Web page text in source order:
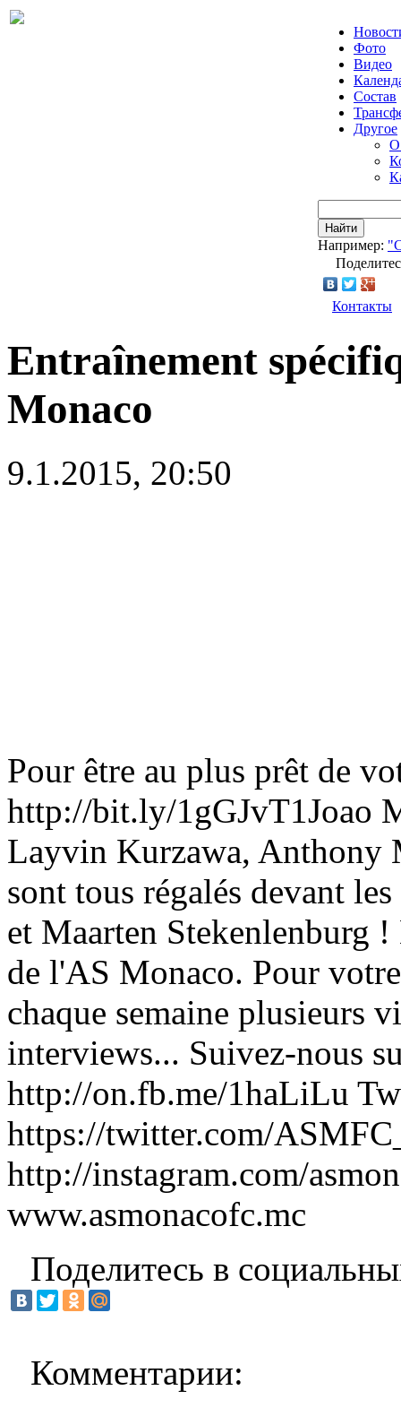
Фото
Видео
Состав
Другое
О
Найти
Например:
Контакты
Entraînement
Monaco
9.1.2015, 20:50
Pour être au plus prêt de
http://bit.ly/1gGJvT1Joao
Layvin Kurzawa, Anthony
sont tous régalés devant
et Maarten Stekenlenburg
de l'AS Monaco. Pour
chaque semaine plusieurs
interviews... Suivez-nous
http://on.fb.me/1haLiLu
https://twitter.com/
http://instagram.com/
www.asmonacofc.mc
Поделитесь в
Комментарии: